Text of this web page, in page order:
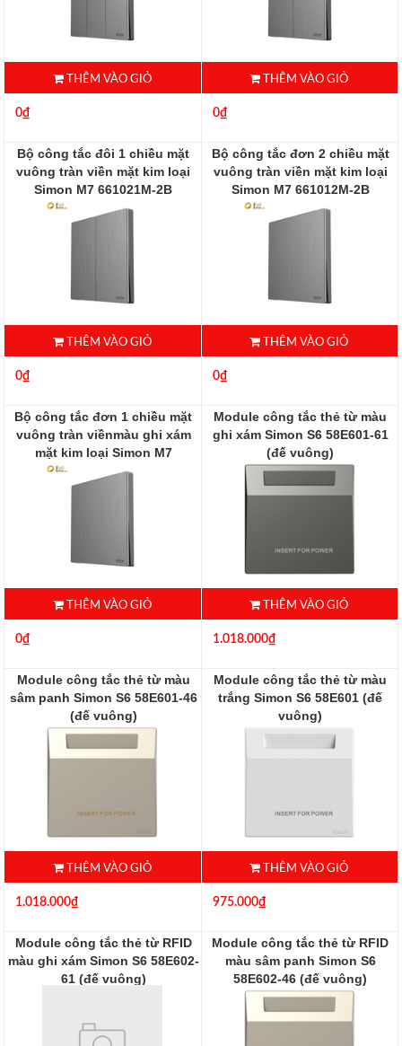
THÊM VÀO GIỎ
0₫
THÊM VÀO GIỎ
0₫
Bộ công tắc đôi 1 chiều mặt
vuông tràn viền mặt kim loại
Simon M7 661021M-2B
661021M-2B
THÊM VÀO GIỎ
0₫
Bộ công tắc đơn 2 chiều mặt
vuông tràn viền mặt kim loại
Simon M7 661012M-2B
661012M-2B
THÊM VÀO GIỎ
0₫
Bộ công tắc đơn 1 chiều mặt
vuông tràn viềnmàu ghi xám
mặt kim loại Simon M7
661011M-2B
661011M-2B
THÊM VÀO GIỎ
0₫
Module công tắc thẻ từ màu
ghi xám Simon S6 58E601-61
(đế vuông)
58E601-61
THÊM VÀO GIỎ
1.018.000₫
Module công tắc thẻ từ màu
sâm panh Simon S6 58E601-46
(đế vuông)
58E601-46
THÊM VÀO GIỎ
1.018.000₫
Module công tắc thẻ từ màu
trắng Simon S6 58E601 (đế
vuông)
THÊM VÀO GIỎ
975.000₫
Module công tắc thẻ từ RFID
màu ghi xám Simon S6 58E602-
61 (đế vuông)
Module công tắc thẻ từ RFID
màu sâm panh Simon S6
58E602-46 (đế vuông)
58E602-46